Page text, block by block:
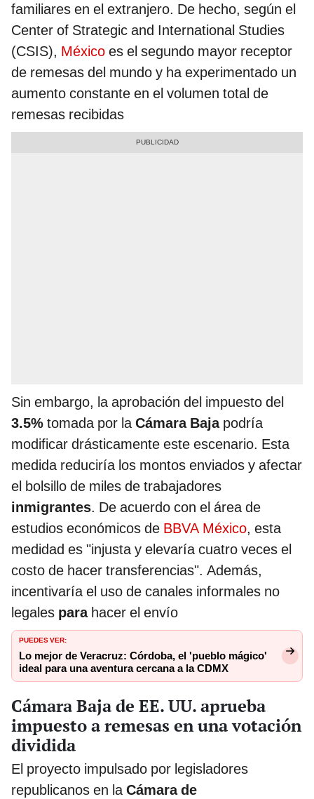
familiares en el extranjero. De hecho, según el
Center of Strategic and International Studies
(CSIS), México es el segundo mayor receptor
de remesas del mundo y ha experimentado un
aumento constante en el volumen total de
remesas recibidas
Sin embargo, la aprobación del impuesto del
3.5% tomada por laCámara Bajapodría
modificar drásticamente este escenario. Esta
medida reduciría los montos enviados y afectar
el bolsillo de miles de trabajadores
inmigrantes. De acuerdo con el área de
estudios económicos de BBVA México, esta
medidad es "injusta y elevaría cuatro veces el
costo de hacer transferencias". Además,
incentivaría el uso de canales informales no
legales parahacer el envío
PUEDES VER:
Lo mejor de Veracruz: Córdoba, el 'pueblo mágico'
ideal para una aventura cercana a la CDMX
Cámara Baja de EE. UU. aprueba
impuesto a remesas en una votación
dividida
El proyecto impulsado por legisladores
republicanos en laCámara de